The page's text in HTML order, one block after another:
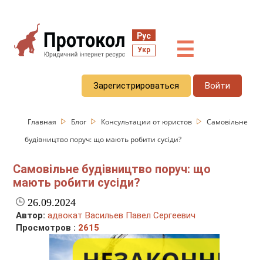
Рус
Укр ☰
Зарегистрироваться Войти
Главная Блог Консультации от юристов
Самовільне
будівництво поруч: що мають робити сусіди?
Самовільне будівництво поруч: що
мають робити сусіди?
26.09.2024
Автор: адвокат Васильев Павел Сергеевич
Просмотров : 2615